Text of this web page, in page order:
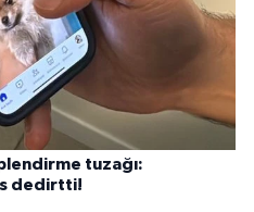
tuzağı:
dedirtti!